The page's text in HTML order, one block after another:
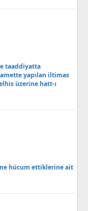
taaddiyatta
yapılan iltimas
üzerine hatt-ı
hücum ettiklerine ait